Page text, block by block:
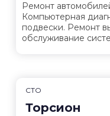
Ремонт
Компьютерная
подвески. Ремонт
обслуживание
СТО
Торсион